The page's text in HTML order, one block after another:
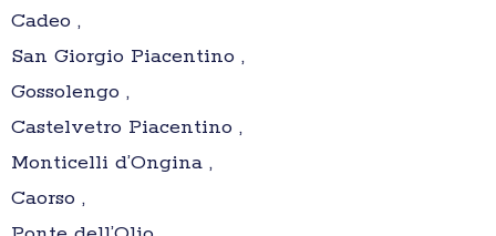
Cadeo ,
San Giorgio Piacentino ,
Gossolengo ,
Castelvetro Piacentino ,
Monticelli d’Ongina ,
Caorso ,